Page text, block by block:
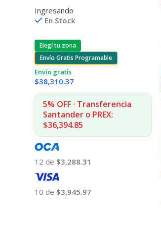
COPIAS
Ingresando
En Stock
Elegí tu zona
Envío Gratis Programable
Envío gratis
$38,310.37
5% OFF · Transferencia
Santander o PREX:
$36,394.85
12 de $3,288.31
10 de $3,945.97